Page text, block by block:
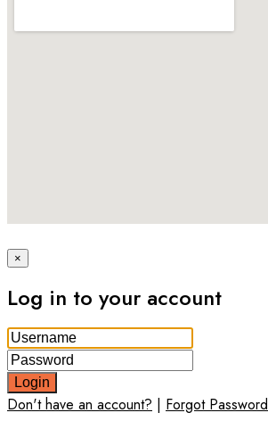
×
Log in to your account
Login
Don't have an account? | Forgot Password